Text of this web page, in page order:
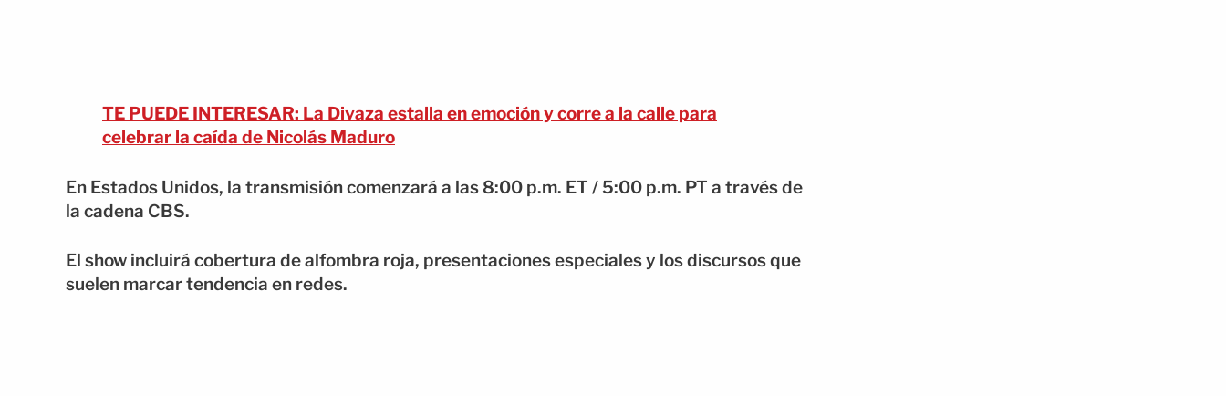
TE PUEDE INTERESAR: La Divaza estalla en emoción y corre a la calle para
celebrar la caída de Nicolás Maduro
En Estados Unidos, la transmisión comenzará a las 8:00 p.m. ET / 5:00 p.m. PT a través de
la cadena CBS.
El show incluirá cobertura de alfombra roja, presentaciones especiales y los discursos que
suelen marcar tendencia en redes.